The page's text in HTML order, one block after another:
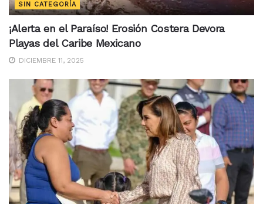
SIN CATEGORÍA
¡Alerta en el Paraíso! Erosión Costera Devora
Playas del Caribe Mexicano
DICIEMBRE 11, 2025